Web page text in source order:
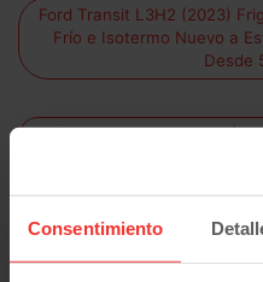
Consentimiento
Ford Transit L3H2 (2023)
Frío e Isotermo Nuevo a
Desde
e Isotermo a Estrenar